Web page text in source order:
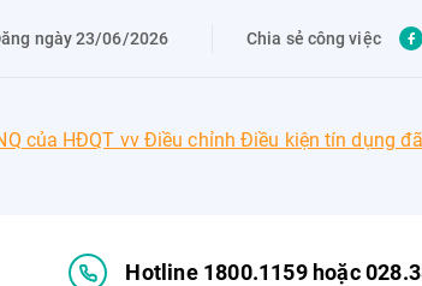
ngày 23/06/2026 Chia sẻ công việc
của HĐQT vv Điều chỉnh Điều kiện tín dụng
Hotline 1800.1159 hoặc